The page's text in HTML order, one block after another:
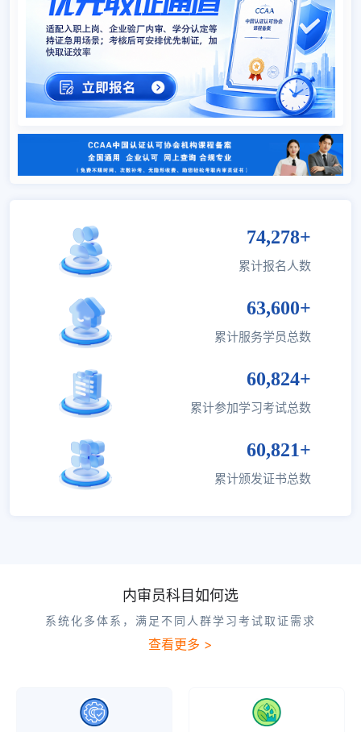
安建国 河北 VDA6.5产品审核 08-05
郝勇 江苏 汽车行业核心六大工具 08-05
袁园 上海 ISO13485医疗器械行业内审员 08-05
江苏 ISO9001质量管理内审员 08-05
广东 08-05
浙江 ISO9001质量管理内审员 08-05
浙江 ISO9001质量管理内审员 08-05
74,278+
累计报名人数
63,600+
累计服务学员总数
60,824+
累计参加学习考试总数
60,821+
累计颁发证书总数
内审员科目如何选
系统化多体系，满足不同人群学习考试取证需求
查看更多 >